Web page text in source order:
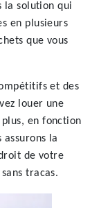
la solution qui
en plusieurs
que vous
et des
louer une
en fonction
la
de votre
tracas.